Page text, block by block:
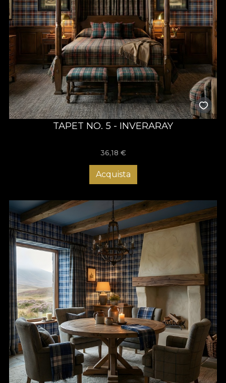
TAPET NO. 5 - INVERARAY
36,18 €
Acquista